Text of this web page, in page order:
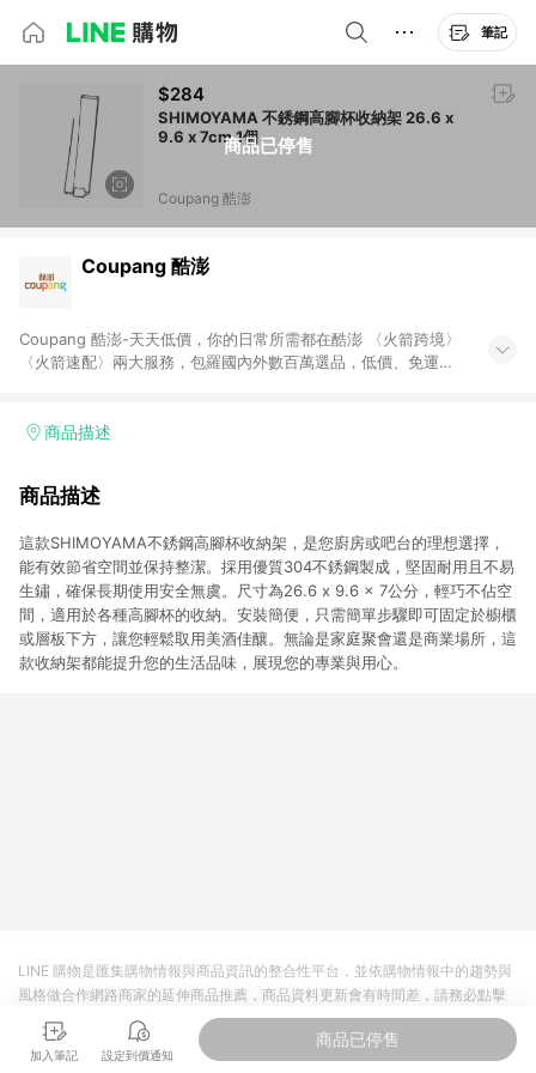
筆記
商品已停售
$284
SHIMOYAMA 不銹鋼高腳杯收納架 26.6 x
9.6 x 7cm 1個
Coupang 酷澎
Coupang 酷澎
Coupang 酷澎-天天低價，你的日常所需都在酷澎 〈火箭跨境〉
〈火箭速配〉兩大服務，包羅國內外數百萬選品，低價、免運，
加入WOW會員告別湊免運，火箭速配、火箭跨境優質選品不限金
商品描述
商品描述
這款SHIMOYAMA不銹鋼高腳杯收納架，是您廚房或吧台的理想選擇，
能有效節省空間並保持整潔。採用優質304不銹鋼製成，堅固耐用且不易
生鏽，確保長期使用安全無虞。尺寸為26.6 x 9.6 x 7公分，輕巧不佔空
間，適用於各種高腳杯的收納。安裝簡便，只需簡單步驟即可固定於櫥櫃
或層板下方，讓您輕鬆取用美酒佳釀。無論是家庭聚會還是商業場所，這
款收納架都能提升您的生活品味，展現您的專業與用心。
加入筆記 設定到價通知
商品已停售
LINE 購物是匯集購物情報與商品資訊的整合性平台，並依購物情報中的趨勢與
風格做合作網路商家的延伸商品推薦，商品資料更新會有時間差，請務必點擊
商品至各合作網路商家，確認現售價與購物條件，一切資訊以合作廠商網頁為
準。